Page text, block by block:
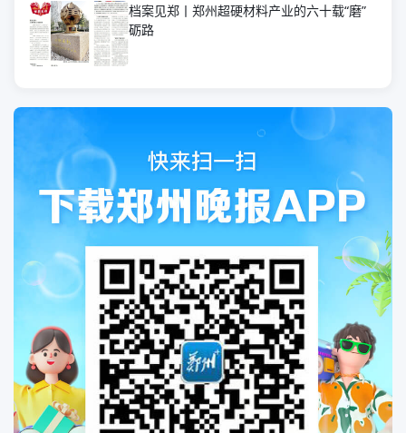
档案见郑丨郑州超硬材料产业的六十载“磨”
砺路